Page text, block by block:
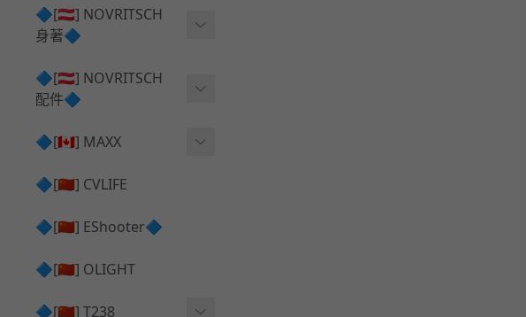
手持 裝備 ⧸ 偽裝
披肩 ⧸ Shoulder Piece
onie
AR ⧸ DMR 彈匣用
SMG ⧸ SSR90 彈匣用
腰包 ⧸ 萬用包
HPA 氣瓶袋 ⧸ 水袋包
手槍 彈匣用
🔷[🇦🇹] NOVRITSCH
身著🔷
闊邊帽 ⧸ Boonie Hat
戰術背心+前掛 ⧸ Plate Car
rier+Flap
tlebelt
護目鏡 ⧸ 除霧器
腰帶 ⧸ 腿掛
🔷[🇦🇹] NOVRITSCH
配件🔷
✅ 快拔槍套 ⧸ 槍背帶
✅ 槍架 ⧸ 訓練靶具 ⧸ 工具
🔷[🇨🇦] MAXX
AEG 活塞頭 ⧸ AEG Piston
HOP座 ⧸ HOP-UP
競速扳機 ⧸ Speed Trigger
彈匣釋放鈕 ⧸ Mag Releas
🔷[🇨🇳] CVLIFE
🔷[🇨🇳] EShooter🔷
🔷[🇨🇳] OLIGHT
🔷[🇨🇳] T238